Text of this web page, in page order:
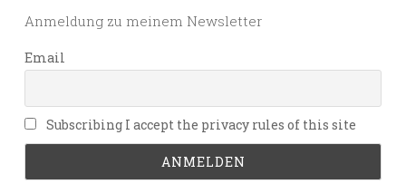
Anmeldung zu meinem Newsletter
Email
Subscribing I accept the privacy rules of this site